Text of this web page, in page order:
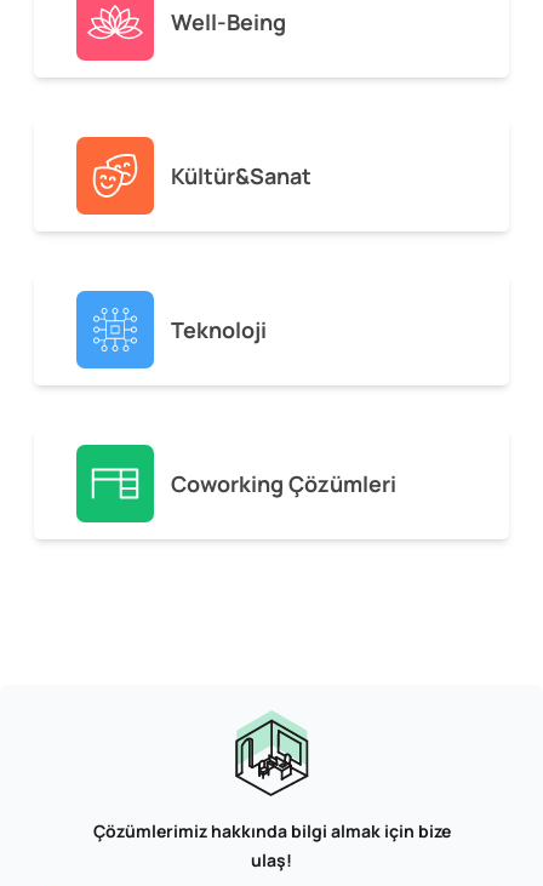
Well-Being
Kültür&Sanat
Teknoloji
Coworking Çözümleri
Çözümlerimiz hakkında bilgi almak için bize
ulaş!